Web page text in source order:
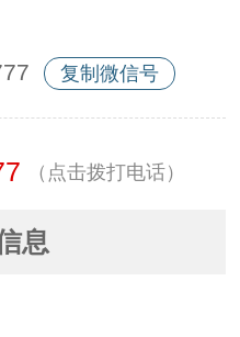
复制微信号
（点击拨打电话）
息